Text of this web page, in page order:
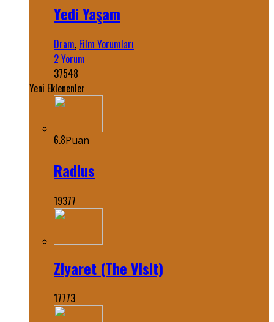
Yedi Yaşam
Dram, Film Yorumları
2 Yorum
37548
Yeni Eklenenler
6.8Puan
Radius
19377
Ziyaret (The Visit)
17773